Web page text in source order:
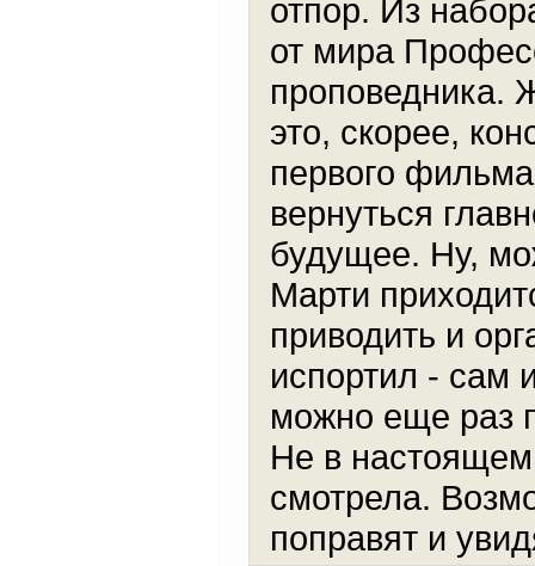
отпор. Из
от мира
проповедника.
это, скорее,
первого
вернуться
будущее. Ну,
Марти
приводить и
испортил - сам
можно еще раз
Не в
смотрела.
поправят и